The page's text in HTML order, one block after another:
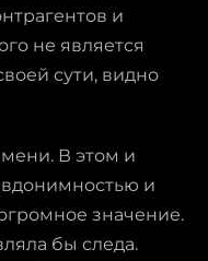
и
не является
сути, видно
В этом и
и
значение.
бы следа.